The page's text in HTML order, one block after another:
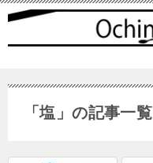
「塩」の記事一覧